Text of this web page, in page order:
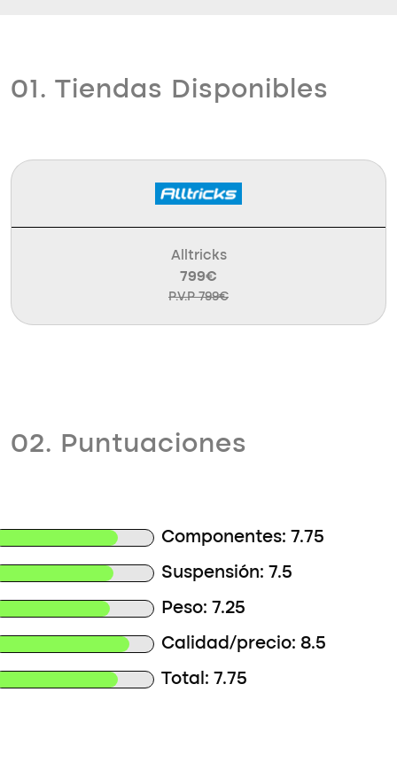
01. Tiendas Disponibles
Alltricks
799€
P.V.P 799€
02. Puntuaciones
Componentes: 7.75
Suspensión: 7.5
Peso: 7.25
Calidad/precio: 8.5
Total: 7.75